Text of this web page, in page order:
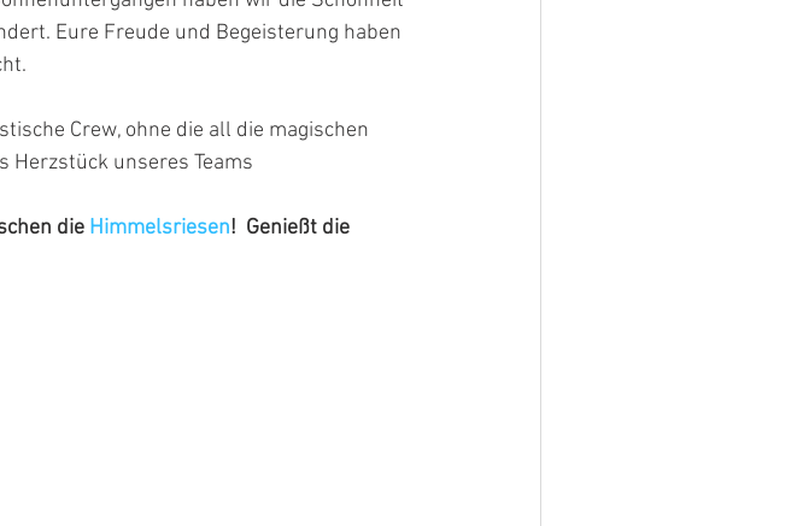
Eure Freude und Begeisterung haben
Crew, ohne die all die magischen
Herzstück unseres Teams
die Himmelsriesen!  Genießt die